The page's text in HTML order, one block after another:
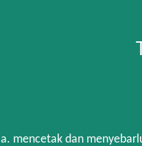
a. mencetak dan